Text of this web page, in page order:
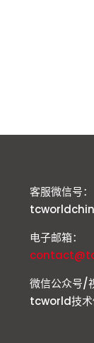
客服微信号：
电子邮箱：
微信公众号/
tcworld技术